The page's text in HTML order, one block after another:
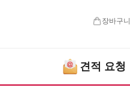
장바구니
견적 요청